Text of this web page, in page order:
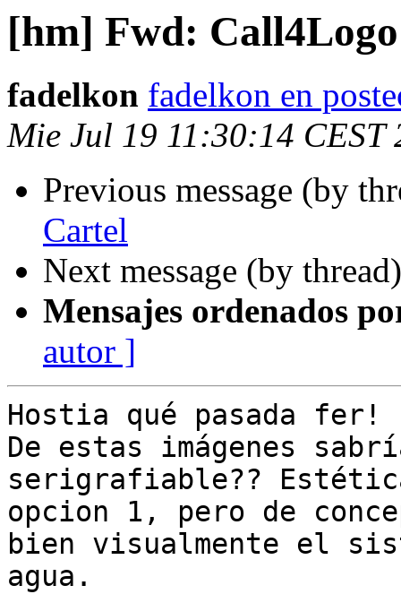
[hm] Fwd:
fadelkon fadelkon en
Mie Jul 19 11:30:14 CEST
Previous message (by
Cartel
Next message (by
Mensajes ordenados
autor ]
Hostia qué pasada fer!
De estas imágenes
serigrafiable??
opcion 1, pero de
bien visualmente el
agua.